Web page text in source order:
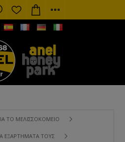
ΤΟ ΜΕΛΙΣΣΟΚΟΜΕΊΟ
ΕΞΑΡΤΉΜΑΤΑ ΤΟΥΣ